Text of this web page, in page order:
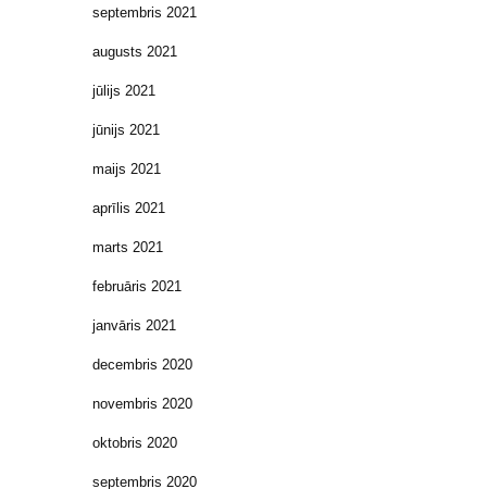
septembris 2021
augusts 2021
jūlijs 2021
jūnijs 2021
maijs 2021
aprīlis 2021
marts 2021
februāris 2021
janvāris 2021
decembris 2020
novembris 2020
oktobris 2020
septembris 2020